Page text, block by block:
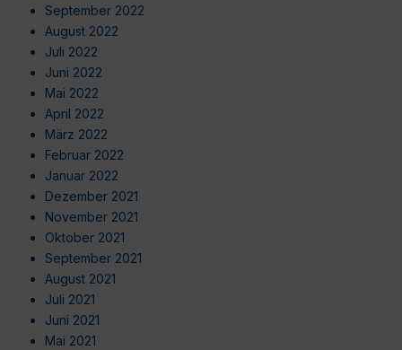
September 2022
August 2022
Juli 2022
Juni 2022
Mai 2022
April 2022
März 2022
Februar 2022
Januar 2022
Dezember 2021
November 2021
Oktober 2021
September 2021
August 2021
Juli 2021
Juni 2021
Mai 2021